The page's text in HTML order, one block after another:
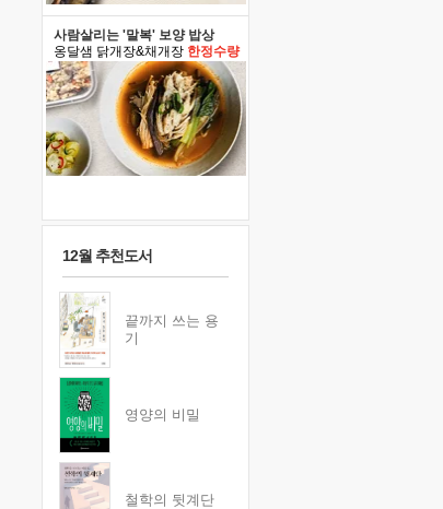
사람살리는 '말복' 보양 밥상
옹달샘 닭개장&채개장 한정수량
12월 추천도서
끝까지 쓰는 용
기
영양의 비밀
철학의 뒷계단